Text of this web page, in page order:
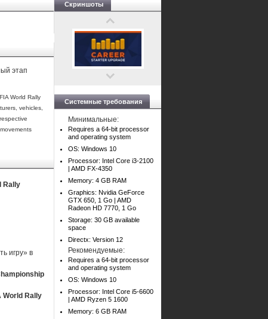
этап
World Rally
vehicles,
Rally
игру» в
World Rally
Скриншоты
Системные требования
Минимальные:
Requires a 64-bit processor
and operating system
OS: Windows 10
Processor: Intel Core i3-2100
| AMD FX-4350
Memory: 4 GB RAM
Graphics: Nvidia GeForce
GTX 650, 1 Go | AMD
Radeon HD 7770, 1 Go
Storage: 30 GB available
space
Directx: Version 12
Рекомендуемые:
Requires a 64-bit processor
and operating system
OS: Windows 10
Processor: Intel Core i5-6600
| AMD Ryzen 5 1600
Memory: 6 GB RAM